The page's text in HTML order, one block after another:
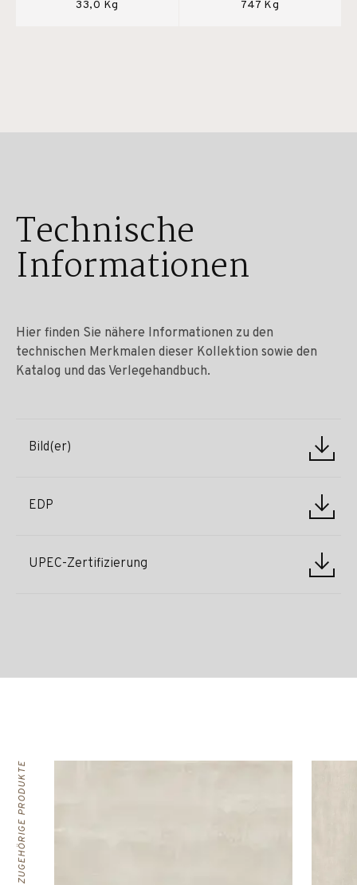
33,0 Kg 747 Kg
Technische
Informationen
Hier finden Sie nähere Informationen zu den
technischen Merkmalen dieser Kollektion sowie den
Katalog und das Verlegehandbuch.
Bild(er)
EDP
UPEC-Zertifizierung
ZUGEHÖRIGE PRODUKTE